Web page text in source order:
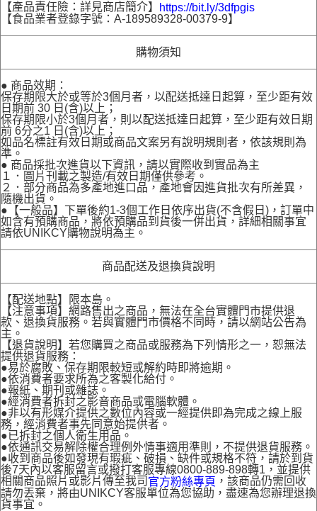
【產品責任險：詳見商店簡介】
https://bit.ly/3dfpgis
【食品業者登錄字號：A-189589328-00379-9】
購物須知
● 商品效期：
保存期限大於或等於3個月者，以配送抵達日起算，至少距有效
日期前 30 日(含)以上；
保存期限小於3個月者，則以配送抵達日起算，至少距有效日期
前 6分之1 日(含)以上；
如品名標註有效日期或商品文案另有說明規則者，依該規則為
準。
● 商品採批次進貨以下資訊，請以實際收到實品為主
１．圖片刊載之製造/有效日期僅供參考。
２．部分商品為多產地進口品，產地會因進貨批次有所差異，
隨機出貨。
●【一般品】下單後約1-3個工作日依序出貨(不含假日)，訂單中
如含有預購商品，將依預購品到貨後一併出貨，詳細相關事宜
請依UNIKCY購物說明為主。
商品配送及退換貨說明
【配送地點】限本島。
【注意事項】網路售出之商品，無法在全台實體門市提供退
款、退換貨服務。若與實體門市價格不同時，請以網站公告為
主。
【退貨說明】若您購買之商品或服務為下列情形之一，恕無法
提供退貨服務：
●易於腐敗、保存期限較短或解約時即將逾期。
●依消費者要求所為之客製化給付。
●報紙、期刊或雜誌。
●經消費者拆封之影音商品或電腦軟體。
●非以有形媒介提供之數位內容或一經提供即為完成之線上服
務，經消費者事先同意始提供者。
●已拆封之個人衛生用品。
●依通訊交易解除權合理例外情事適用準則，不提供退貨服務。
●收到商品後如發現有瑕疵、破損、缺件或規格不符，請於到貨
後7天內以客服留言或撥打客服專線0800-889-898轉1，並提供
相關商品照片或影片傳至我司 官方粉絲專頁 ，該商品仍需回收
請勿丟棄，將由UNIKCY客服單位為您協助，盡速為您辦理退換
貨事宜。